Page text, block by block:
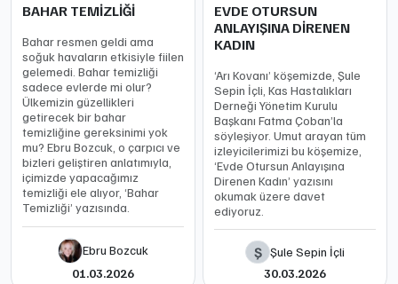
BAHAR TEMİZLİĞİ
Bahar resmen geldi ama
soğuk havaların etkisiyle fiilen
gelemedi. Bahar temizliği
sadece evlerde mi olur?
Ülkemizin güzellikleri
getirecek bir bahar
temizliğine gereksinimi yok
mu? Ebru Bozcuk, o çarpıcı ve
bizleri geliştiren anlatımıyla,
içimizde yapacağımız
temizliği ele alıyor, ‘Bahar
Temizliği’ yazısında.
Ebru Bozcuk
01.03.2026
EVDE OTURSUN
ANLAYIŞINA DİRENEN
KADIN
‘Arı Kovanı’ köşemizde, Şule
Sepin İçli, Kas Hastalıkları
Derneği Yönetim Kurulu
Başkanı Fatma Çoban’la
söyleşiyor. Umut arayan tüm
izleyicilerimizi bu köşemize,
‘Evde Otursun Anlayışına
Direnen Kadın’ yazısını
okumak üzere davet
ediyoruz.
Ş Şule Sepin İçli
30.03.2026